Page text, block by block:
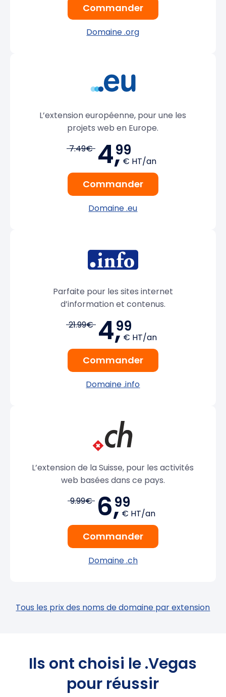
Commander
Domaine .org
L’extension européenne, pour une les
projets web en Europe.
7.49€ 4,99
€ HT/an
Commander
Domaine .eu
Parfaite pour les sites internet
d’information et contenus.
21.99€ 4,99
€ HT/an
Commander
Domaine .info
L’extension de la Suisse, pour les activités
web basées dans ce pays.
9.99€ 6,99
€ HT/an
Commander
Domaine .ch
Tous les prix des noms de domaine par extension
Ils ont choisi le .Vegas
pour réussir